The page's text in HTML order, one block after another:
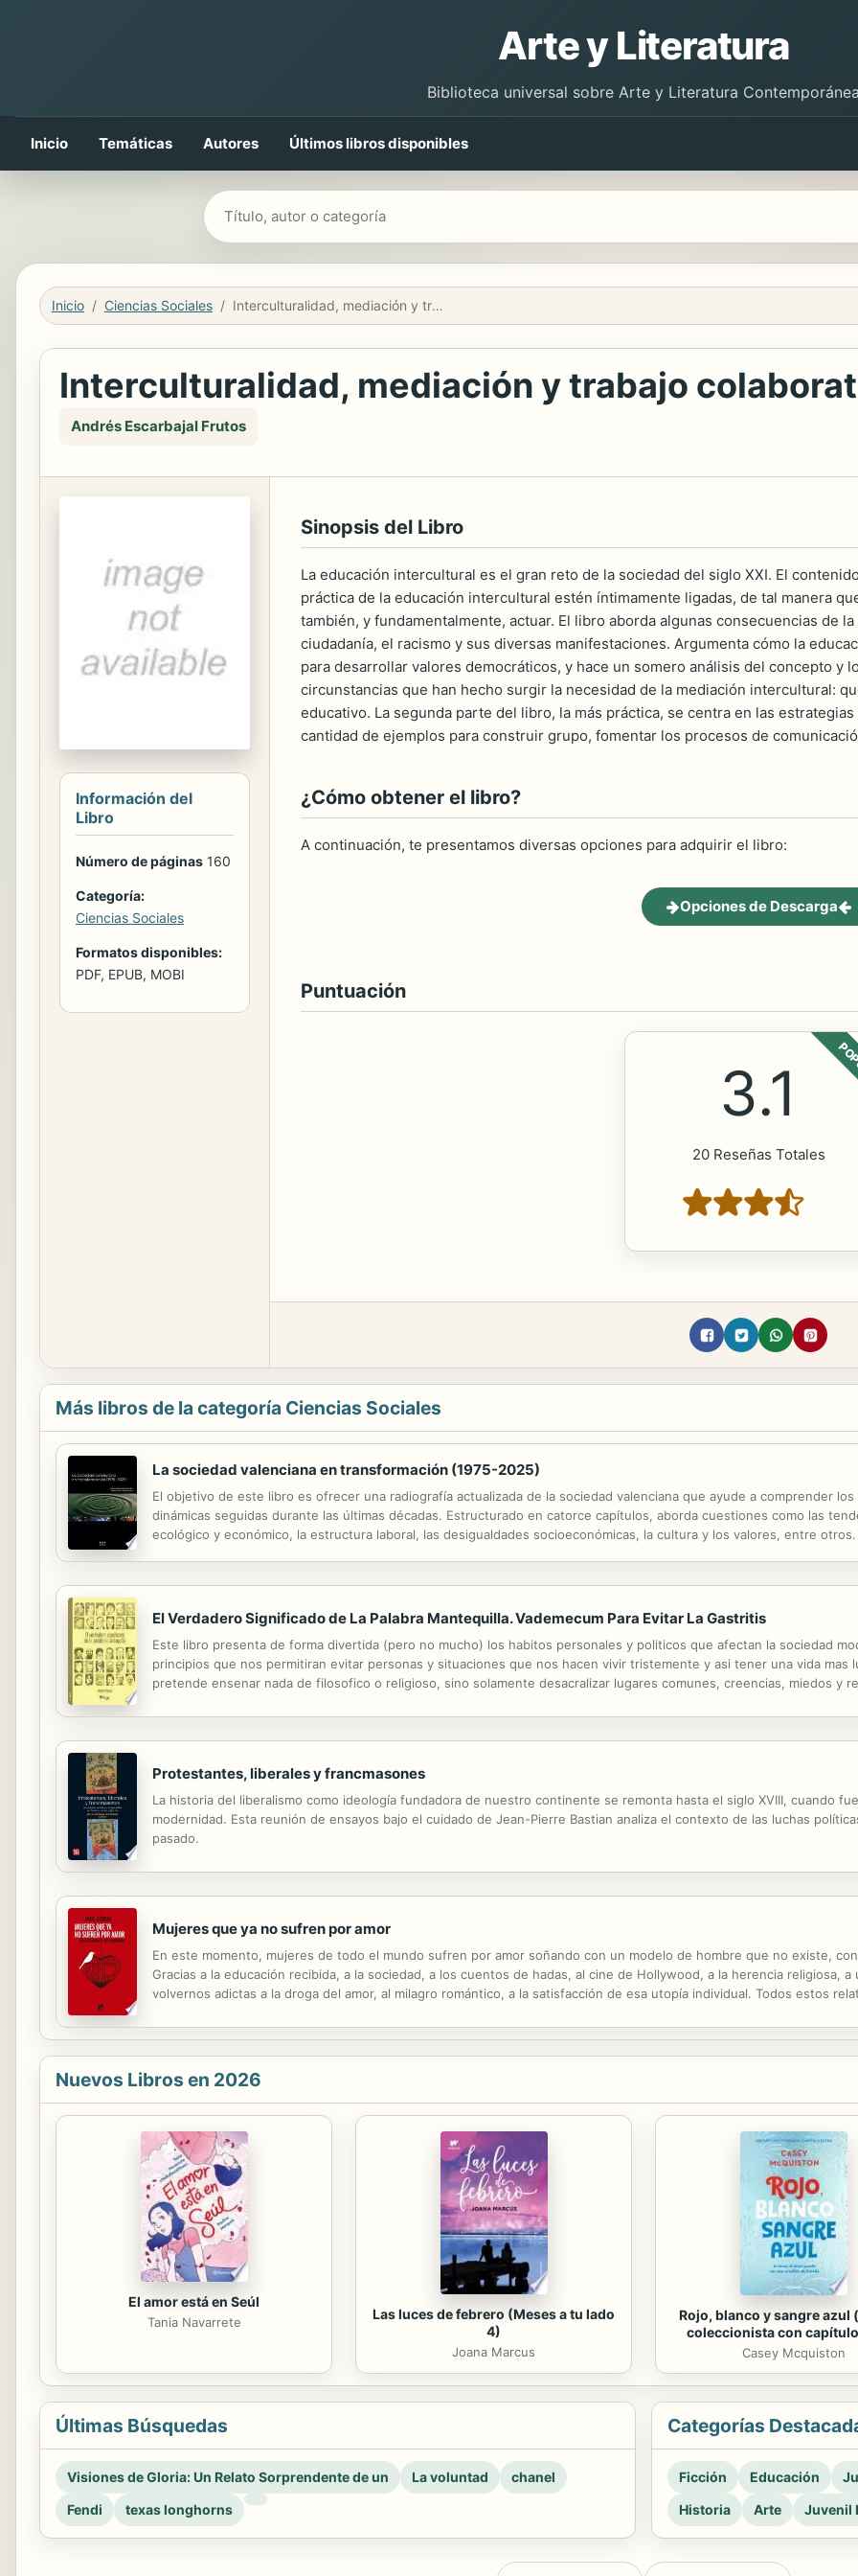
Arte y Literatura
Biblioteca universal sobre Arte y Literatura
Inicio Temáticas Autores Últimos libros disponibles
Buscar libros
Inicio Ciencias Sociales Interculturalidad, mediación y trabajo colaborativo
Interculturalidad, mediación y trabajo
Andrés Escarbajal Frutos
Información del
Libro
Número de páginas 160
Categoría:
Ciencias Sociales
Formatos disponibles:
PDF, EPUB, MOBI
Sinopsis del Libro
La educación intercultural es el gran reto de la sociedad del siglo XXI. El
práctica de la educación intercultural estén íntimamente ligadas, de tal manera
también, y fundamentalmente, actuar. El libro aborda algunas consecuencias de
ciudadanía, el racismo y sus diversas manifestaciones. Argumenta cómo la
para desarrollar valores democráticos, y hace un somero análisis del concepto y
circunstancias que han hecho surgir la necesidad de la mediación intercultural:
educativo. La segunda parte del libro, la más práctica, se centra en las
cantidad de ejemplos para construir grupo, fomentar los procesos de
¿Cómo obtener el libro?
A continuación, te presentamos diversas opciones para adquirir el libro:
Opciones de Descarga
Puntuación
3.1
20 Reseñas Totales
Más libros de la categoría Ciencias Sociales
La sociedad valenciana en transformación (1975-2025)
El objetivo de este libro es ofrecer una radiografía actualizada de la sociedad valenciana que ayude a comprender
dinámicas seguidas durante las últimas décadas. Estructurado en catorce capítulos, aborda cuestiones como las
ecológico y económico, la estructura laboral, las desigualdades socioeconómicas, la cultura y los valores, entre otros.
El Verdadero Significado de La Palabra Mantequilla. Vademecum Para Evitar La Gastritis
Este libro presenta de forma divertida (pero no mucho) los habitos personales y politicos que afectan la sociedad
principios que nos permitiran evitar personas y situaciones que nos hacen vivir tristemente y asi tener una vida mas
pretende ensenar nada de filosofico o religioso, sino solamente desacralizar lugares comunes, creencias, miedos y
Protestantes, liberales y francmasones
La historia del liberalismo como ideología fundadora de nuestro continente se remonta hasta el siglo XVIII, cuando
modernidad. Esta reunión de ensayos bajo el cuidado de Jean-Pierre Bastian analiza el contexto de las luchas
pasado.
Mujeres que ya no sufren por amor
En este momento, mujeres de todo el mundo sufren por amor soñando con un modelo de hombre que no existe,
Gracias a la educación recibida, a la sociedad, a los cuentos de hadas, al cine de Hollywood, a la herencia religiosa,
volvernos adictas a la droga del amor, al milagro romántico, a la satisfacción de esa utopía individual. Todos estos
Nuevos Libros en 2026
El amor está en Seúl
Tania Navarrete
Las luces de febrero (Meses a tu lado
4)
Joana Marcus
Rojo, blanco y sangre azul
coleccionista con
Casey Mcquiston
Últimas Búsquedas
Visiones de Gloria: Un Relato Sorprendente de un La voluntad
chanel
Fendi
texas longhorns
Categorías
Ficción Educación
Historia
Arte Juvenil